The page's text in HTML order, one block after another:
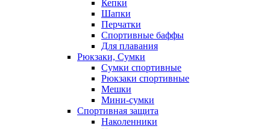
Кепки
Шапки
Перчатки
Спортивные баффы
Для плавания
Рюкзаки, Сумки
Сумки спортивные
Рюкзаки спортивные
Мешки
Мини-сумки
Спортивная защита
Наколенники